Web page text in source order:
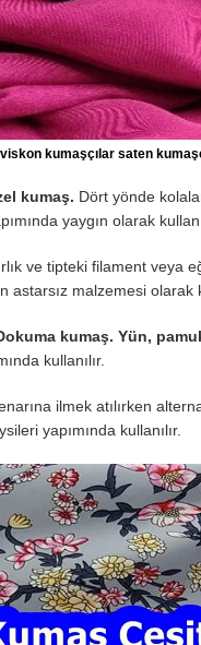
kumaşçılar saten
kumaş. Dört yönde
yaygın olarak
ve tipteki filament veya
astarsız malzemesi olarak
kumaş. Yün,
kullanılır.
ilmek atılırken
yapımında kullanılır.